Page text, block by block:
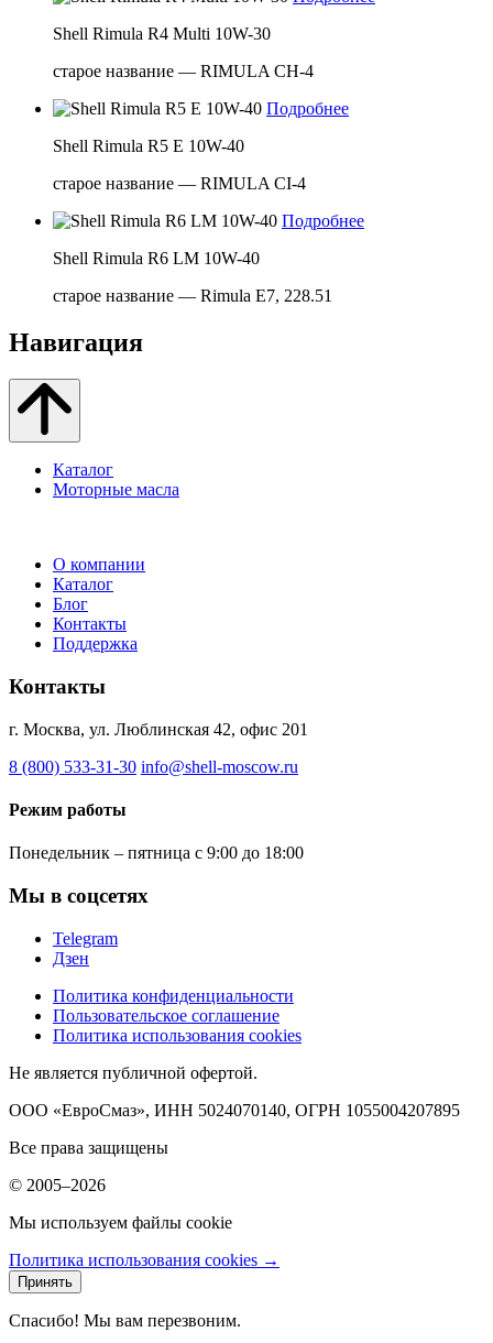
Shell Rimula R4 Multi 10W-30
старое название — RIMULA CH-4
Подробнее
Shell Rimula R5 E 10W-40
старое название — RIMULA CI-4
Подробнее
Shell Rimula R6 LM 10W-40
старое название — Rimula E7, 228.51
Навигация
Каталог
Моторные масла
О компании
Каталог
Блог
Контакты
Поддержка
Контакты
г. Москва, ул. Люблинская 42, офис 201
8 (800) 533-31-30 info@shell-moscow.ru
Режим работы
Понедельник – пятница с 9:00 до 18:00
Мы в соцсетях
Telegram
Дзен
Политика конфиденциальности
Пользовательское соглашение
Политика использования cookies
Не является публичной офертой.
ООО «ЕвроСмаз», ИНН 5024070140, ОГРН 1055004207895
Все права защищены
© 2005–2026
Мы используем файлы cookie
Политика использования cookies →
Принять
Спасибо! Мы вам перезвоним.